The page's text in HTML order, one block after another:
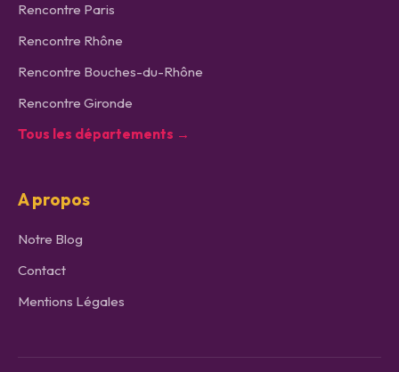
Rencontre Paris
Rencontre Rhône
Rencontre Bouches-du-Rhône
Rencontre Gironde
Tous les départements →
A propos
Notre Blog
Contact
Mentions Légales